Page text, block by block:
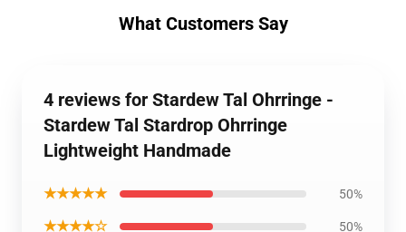
What Customers Say
4 reviews for Stardew Tal Ohrringe -
Stardew Tal Stardrop Ohrringe
Lightweight Handmade
★★★★★ 50%
★★★★☆ 50%